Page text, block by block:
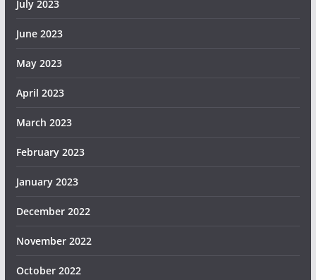
July 2023
June 2023
May 2023
April 2023
March 2023
February 2023
January 2023
December 2022
November 2022
October 2022